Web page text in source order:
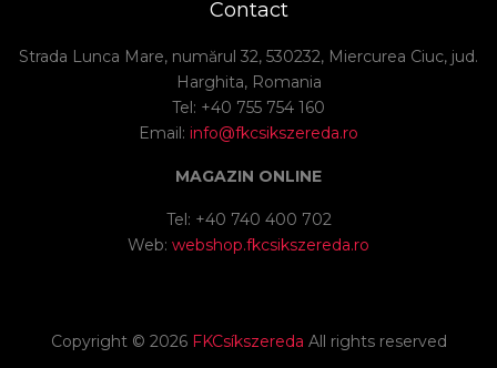
Contact
Strada Lunca Mare, numărul 32, 530232, Miercurea Ciuc, jud.
Harghita, Romania
Tel: +40 755 754 160
Email: info@fkcsikszereda.ro
MAGAZIN ONLINE
Tel: +40 740 400 702
Web: webshop.fkcsikszereda.ro
Copyright © 2026 FKCsíkszereda All rights reserved